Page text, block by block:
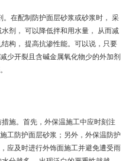
在配制防护面层砂浆或砂浆时， 采
剂， 可以降低拌和用水量， 从而减
构， 提高抗渗性能。可以说，只要
少开裂且含碱金属氧化物少的外加剂
施。首先，外保温施工中应时刻注
工防护面层砂浆；另外，外保温防护
应及时进行外饰面施工并避免遭受雨